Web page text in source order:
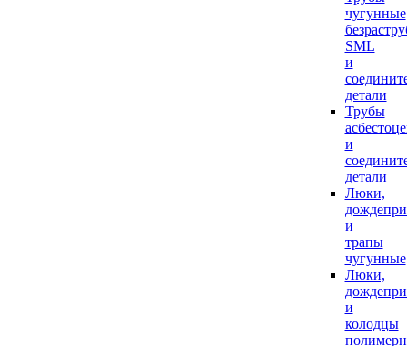
чугунные
SML
и
детали
Трубы
и
детали
Люки,
и
трапы
чугунные
Люки,
и
колодцы